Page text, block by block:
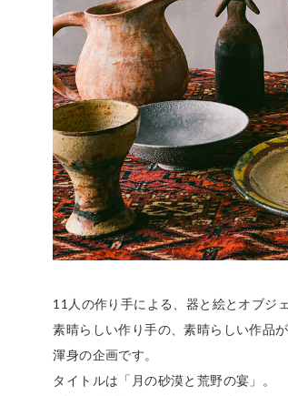
11人の作り手による、器と絵とオブジェ
素晴らしい作り手の、素晴らしい作品
渾身の企画です。
タイトルは「月の砂漠と荒野の宴」。